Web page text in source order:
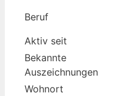
Beruf
Aktiv seit
Bekannte
Auszeichnungen
Wohnort